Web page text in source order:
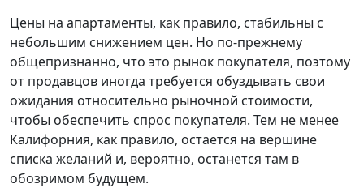
Цены на апартаменты, как правило, стабильны с
небольшим снижением цен. Но по-прежнему
общепризнанно, что это рынок покупателя, поэтому
от продавцов иногда требуется обуздывать свои
ожидания относительно рыночной стоимости,
чтобы обеспечить спрос покупателя. Тем не менее
Калифорния, как правило, остается на вершине
списка желаний и, вероятно, останется там в
обозримом будущем.